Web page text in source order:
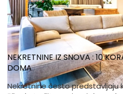
NEKRETNINE IZ SNOVA : 10
DOMA
Nekretnine često predstavljaju